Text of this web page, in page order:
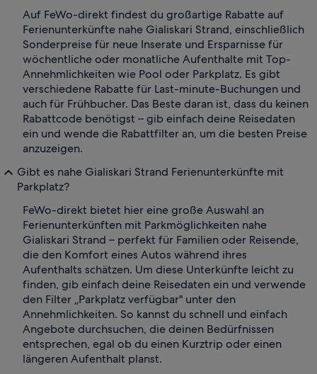
Auf FeWo-direkt findest du großartige Rabatte auf
Ferienunterkünfte nahe Gialiskari Strand, einschließlich
Sonderpreise für neue Inserate und Ersparnisse für
wöchentliche oder monatliche Aufenthalte mit Top-
Annehmlichkeiten wie Pool oder Parkplatz. Es gibt
verschiedene Rabatte für Last-minute-Buchungen und
auch für Frühbucher. Das Beste daran ist, dass du keinen
Rabattcode benötigst – gib einfach deine Reisedaten
ein und wende die Rabattfilter an, um die besten Preise
anzuzeigen.
Gibt es nahe Gialiskari Strand Ferienunterkünfte mit
Parkplatz?
FeWo-direkt bietet hier eine große Auswahl an
Ferienunterkünften mit Parkmöglichkeiten nahe
Gialiskari Strand – perfekt für Familien oder Reisende,
die den Komfort eines Autos während ihres
Aufenthalts schätzen. Um diese Unterkünfte leicht zu
finden, gib einfach deine Reisedaten ein und verwende
den Filter „Parkplatz verfügbar" unter den
Annehmlichkeiten. So kannst du schnell und einfach
Angebote durchsuchen, die deinen Bedürfnissen
entsprechen, egal ob du einen Kurztrip oder einen
längeren Aufenthalt planst.